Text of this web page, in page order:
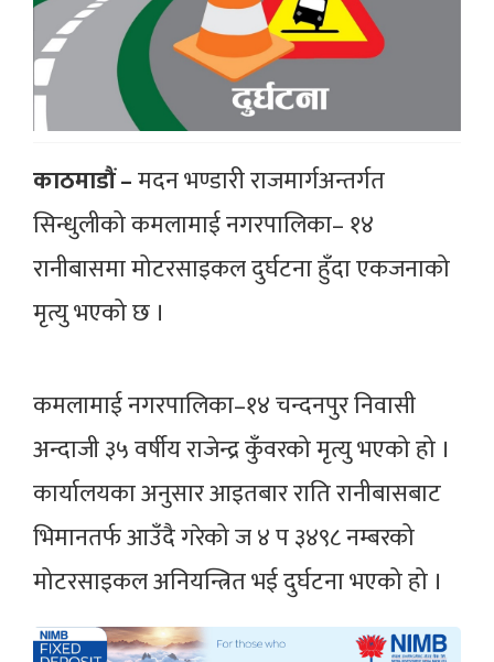
काठमाडौं –मदन भण्डारी राजमार्गअन्तर्गत
सिन्धुलीको कमलामाई नगरपालिका– १४
रानीबासमा मोटरसाइकल दुर्घटना हुँदा एकजनाको
मृत्यु भएको छ ।
कमलामाई नगरपालिका–१४ चन्दनपुर निवासी
अन्दाजी ३५ वर्षीय राजेन्द्र कुँवरको मृत्यु भएको हो ।
कार्यालयका अनुसार आइतबार राति रानीबासबाट
भिमानतर्फ आउँदै गरेको ज ४ प ३४९८ नम्बरको
मोटरसाइकल अनियन्त्रित भई दुर्घटना भएको हो ।